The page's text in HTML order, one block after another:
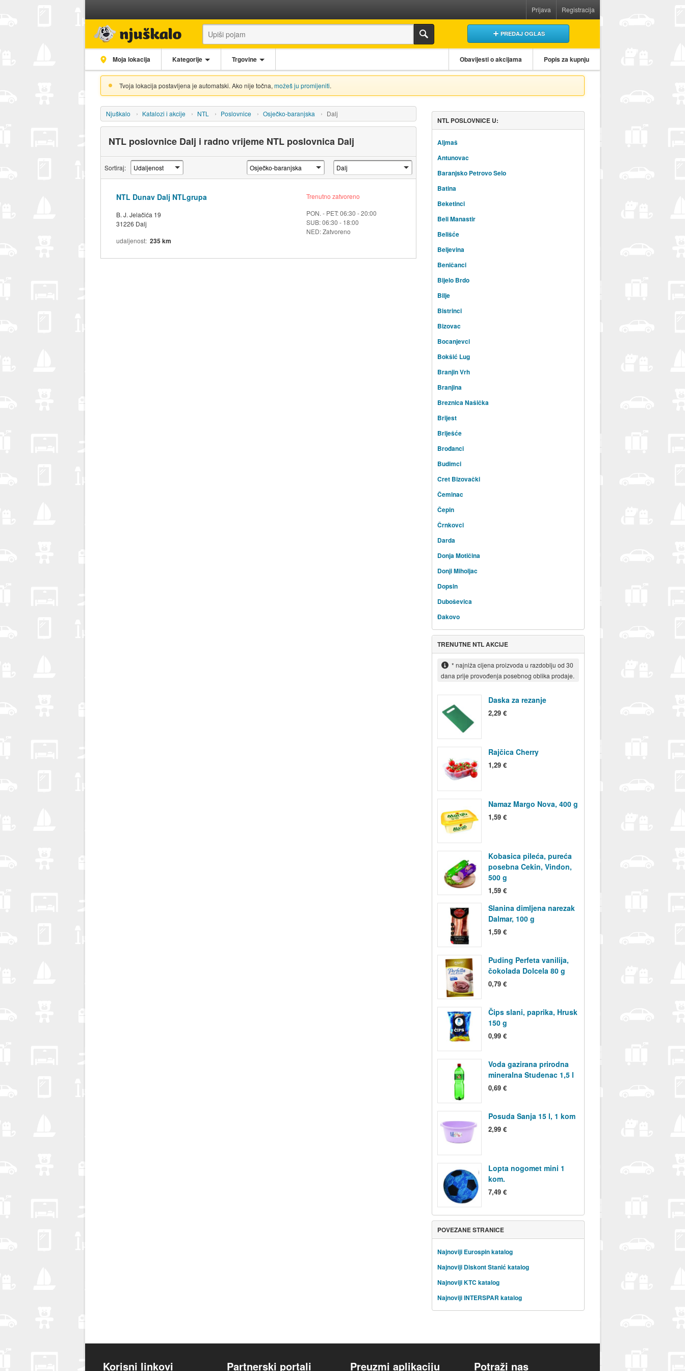
Prijava Registracija
PREDAJ OGLAS
Moja lokacija Kategorije Trgovine Obavijesti o akcijama Popis za kupnju
Tvoja lokacija postavljena je automatski. Ako nije točna, možeš ju promijeniti.
Njuškalo Katalozi i akcije NTL Poslovnice Osječko-baranjska Dalj
NTL poslovnice Dalj i radno vrijeme NTL poslovnica Dalj
Sortiraj:
NTL Dunav Dalj NTLgrupa
B. J. Jelačića 19
31226 Dalj
Trenutno zatvoreno
PON. - PET: 06:30 - 20:00
SUB: 06:30 - 18:00
NED: Zatvoreno
udaljenost 235 km
NTL POSLOVNICE U:
Aljmaš
Antunovac
Baranjsko Petrovo Selo
Batina
Beketinci
Beli Manastir
Belišće
Beljevina
Beničanci
Bijelo Brdo
Bilje
Bistrinci
Bizovac
Bocanjevci
Bokšić Lug
Branjin Vrh
Branjina
Breznica Našička
Brijest
Briješće
Brođanci
Budimci
Cret Bizovački
Čeminac
Čepin
Črnkovci
Darda
Donja Motičina
Donji Miholjac
Dopsin
Duboševica
Đakovo
TRENUTNE NTL AKCIJE
* najniža cijena proizvoda u razdoblju od 30
dana prije provođenja posebnog oblika prodaje.
Daska za rezanje
2,29 €
Rajčica Cherry
1,29 €
Namaz Margo Nova, 400 g
1,59 €
Kobasica pileća, pureća
posebna Cekin, Vindon,
500 g
1,59 €
Slanina dimljena narezak
Dalmar, 100 g
1,59 €
Puding Perfeta vanilija,
čokolada Dolcela 80 g
0,79 €
Čips slani, paprika, Hrusk
150 g
0,99 €
Voda gazirana prirodna
mineralna Studenac 1,5 l
0,69 €
Posuda Sanja 15 l, 1 kom
2,99 €
Lopta nogomet mini 1
kom.
7,49 €
POVEZANE STRANICE
Najnoviji Eurospin katalog
Najnoviji Diskont Stanić katalog
Najnoviji KTC katalog
Najnoviji INTERSPAR katalog
Korisni linkovi Partnerski portali Preuzmi aplikaciju Potraži nas